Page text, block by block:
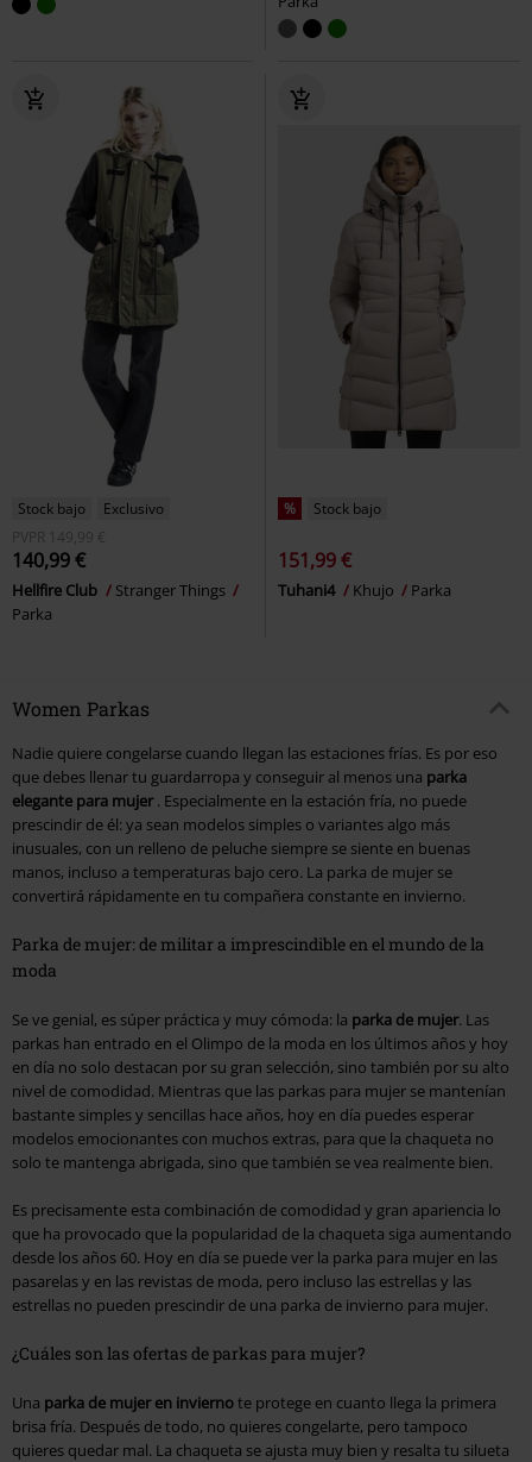
Stock bajo
Exclusivo
PVPR 149,99 €
140,99 €
Hellfire Club
Stranger Things
Parka
% Stock bajo
151,99 €
Tuhani4 Khujo Parka
Women Parkas
Nadie quiere congelarse cuando llegan las estaciones frías. Es por eso
que debes llenar tu guardarropa y conseguir al menos una parka
elegante para mujer. Especialmente en la estación fría, no puede
prescindir de él: ya sean modelos simples o variantes algo más
inusuales, con un relleno de peluche siempre se siente en buenas
manos, incluso a temperaturas bajo cero. La parka de mujer se
convertirá rápidamente en tu compañera constante en invierno.
Parka de mujer: de militar a imprescindible en el mundo de la
moda
Se ve genial, es súper práctica y muy cómoda: la parka de mujer. Las
parkas han entrado en el Olimpo de la moda en los últimos años y hoy
en día no solo destacan por su gran selección, sino también por su alto
nivel de comodidad. Mientras que las parkas para mujer se mantenían
bastante simples y sencillas hace años, hoy en día puedes esperar
modelos emocionantes con muchos extras, para que la chaqueta no
solo te mantenga abrigada, sino que también se vea realmente bien.
Es precisamente esta combinación de comodidad y gran apariencia lo
que ha provocado que la popularidad de la chaqueta siga aumentando
desde los años 60. Hoy en día se puede ver la parka para mujer en las
pasarelas y en las revistas de moda, pero incluso las estrellas y las
estrellas no pueden prescindir de una parka de invierno para mujer.
¿Cuáles son las ofertas de parkas para mujer?
Una parka de mujer en inviernote protege en cuanto llega la primera
brisa fría. Después de todo, no quieres congelarte, pero tampoco
quieres quedar mal. La chaqueta se ajusta muy bien y resalta tu silueta